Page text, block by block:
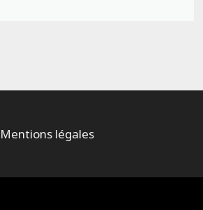
Mentions légales